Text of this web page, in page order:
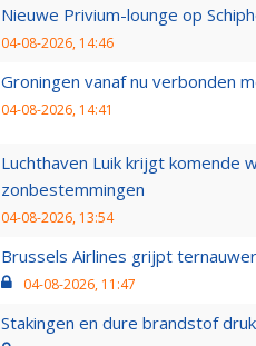
Nieuwe Privium-lounge op
04-08-2026, 14:46
Groningen vanaf nu verbonden
04-08-2026, 14:41
Luchthaven Luik krijgt komende
zonbestemmingen
04-08-2026, 13:54
Brussels Airlines grijpt
04-08-2026, 11:47
Stakingen en dure brandstof